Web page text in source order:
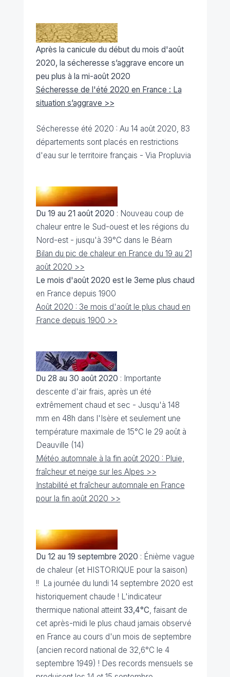
Après la canicule du début du mois d'août
2020, la sécheresse s’aggrave encore un
peu plus à la mi-août 2020
Sécheresse de l'été 2020 en France : La
situation s’aggrave >>
Sécheresse été 2020 : Au 14 août 2020, 83
départements sont placés en restrictions
d'eau sur le territoire français - Via Propluvia
Du 19 au 21 août 2020 : Nouveau coup de
chaleur entre le Sud-ouest et les régions du
Nord-est - jusqu'à 39°C dans le Béarn
Bilan du pic de chaleur en France du 19 au 21
août 2020 >>
Le mois d'août 2020 est le 3eme plus chaud
en France depuis 1900
Août 2020 : 3e mois d'août le plus chaud en
France depuis 1900 >>
Du 28 au 30 août 2020 : Importante
descente d'air frais, après un été
extrêmement chaud et sec - Jusqu'à 148
mm en 48h dans l'Isère et seulement une
température maximale de 15°C le 29 août à
Deauville (14)
Météo automnale à la fin août 2020 : Pluie,
fraîcheur et neige sur les Alpes >>
Instabilité et fraîcheur automnale en France
pour la fin août 2020 >>
Du 12 au 19 septembre 2020 : Énième vague
de chaleur (et HISTORIQUE pour la saison)
!! La journée du lundi 14 septembre 2020 est
historiquement chaude ! L'indicateur
thermique national atteint 33,4°C, faisant de
cet après-midi le plus chaud jamais observé
en France au cours d'un mois de septembre
(ancien record national de 32,6°C le 4
septembre 1949) ! Des records mensuels se